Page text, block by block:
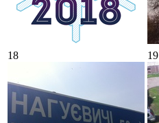
18 19